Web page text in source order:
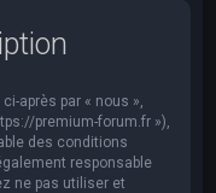
après par « nous »,
premium-forum.fr »),
des conditions
responsable
ne pas utiliser et